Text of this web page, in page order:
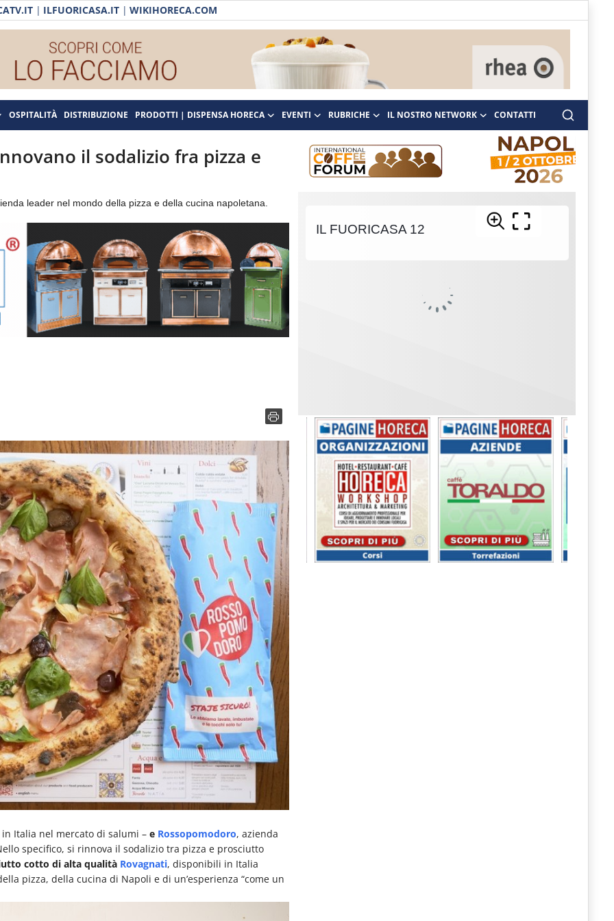
| ILFUORICASA.IT | WIKIHORECA.COM
OSPITALITÀ DISTRIBUZIONE PRODOTTI | DISPENSA HORECA EVENTI RUBRICHE IL NOSTRO NETWORK CONTATTI
il sodalizio fra pizza e
leader nel mondo della pizza e della cucina napoletana.
Italia nel mercato di salumi – e Rossopomodoro, azienda
specifico, si rinnova il sodalizio tra pizza e prosciutto
cotto di alta qualità Rovagnati, disponibili in Italia
pizza, della cucina di Napoli e di un’esperienza “come un